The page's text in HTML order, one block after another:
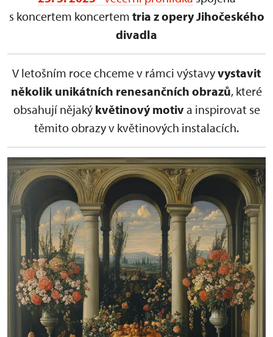
s koncertem koncertem tria z opery Jihočeského
divadla
V letošním roce chceme v rámci výstavyvystavit
několik unikátních renesančních obrazů, které
obsahují nějaký květinový motiva inspirovat se
těmito obrazy v květinových instalacích.